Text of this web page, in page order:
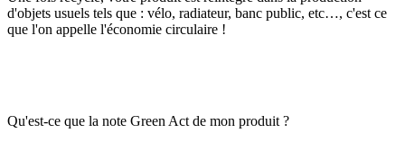
d'objets usuels tels que : vélo, radiateur, banc public, etc…, c'est ce
que l'on appelle l'économie circulaire !
Qu'est-ce que la note Green Act de mon produit ?